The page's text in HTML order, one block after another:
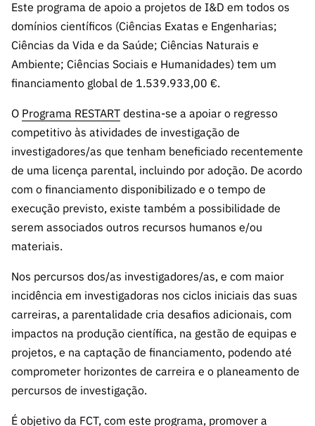
Comunicado
Parcerias
Consultas
públicas
Manifesta
FCCN,
serviços
digitais da
FCT
Canais de
Denúncia
s
“Ciência +
Digital” e
“Ciência +
Capacitaç
ão”
Este programa de apoio a projetos de I&D em todos os
domínios científicos (Ciências Exatas e Engenharias;
Ciências da Vida e da Saúde; Ciências Naturais e
Ambiente; Ciências Sociais e Humanidades) tem um
financiamento global de 1.539.933,00 €.
O Programa RESTART destina-se a apoiar o regresso
competitivo às atividades de investigação de
investigadores/as que tenham beneficiado recentemente
de uma licença parental, incluindo por adoção. De acordo
com o financiamento disponibilizado e o tempo de
execução previsto, existe também a possibilidade de
serem associados outros recursos humanos e/ou
materiais.
Nos percursos dos/as investigadores/as, e com maior
incidência em investigadoras nos ciclos iniciais das suas
carreiras, a parentalidade cria desafios adicionais, com
impactos na produção científica, na gestão de equipas e
projetos, e na captação de financiamento, podendo até
comprometer horizontes de carreira e o planeamento de
percursos de investigação.
É objetivo da FCT, com este programa, promover a